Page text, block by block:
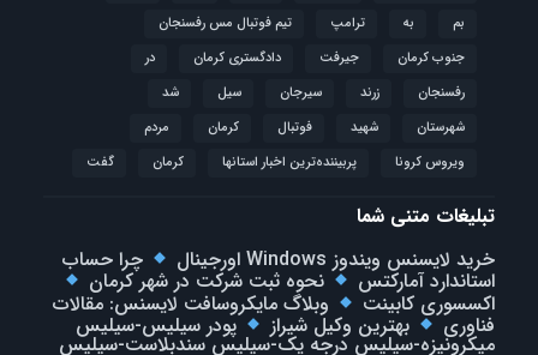
بم
به ترامپ
تیم فوتبال مس رفسنجان
جنوب کرمان
جیرفت دادگستری کرمان
در
رفسنجان
زرند سیرجان سیل
شد
شهرستان
شهید فوتبال كرمان
مردم
ویروس کرونا
پربیننده‌ترین اخبار استانها کرمان گفت
تبلیغات متنی شما
خرید لایسنس ویندوز Windows اورجینال
چرا حساب
استاندارد آمارکتس نحوه ثبت شرکت در شهر کرمان
اکسسوری کابینت وبلاگ مایکروسافت لایسنس: مقالات
فناوری بهترین وکیل شیراز پودر سیلیس-سیلیس
میکرونیزه-سیلیس درجه یک-سیلیس سندبلاست-سیلیس